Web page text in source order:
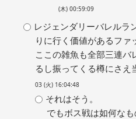
(木) 00:59:09
レジェンダリーバレルラ
りに行く価値があるファ
ここの雑魚も全部三連バ
るし振ってくる樽にさえ
03 (火) 16:04:48
それはそう。
でもボス戦は如何な